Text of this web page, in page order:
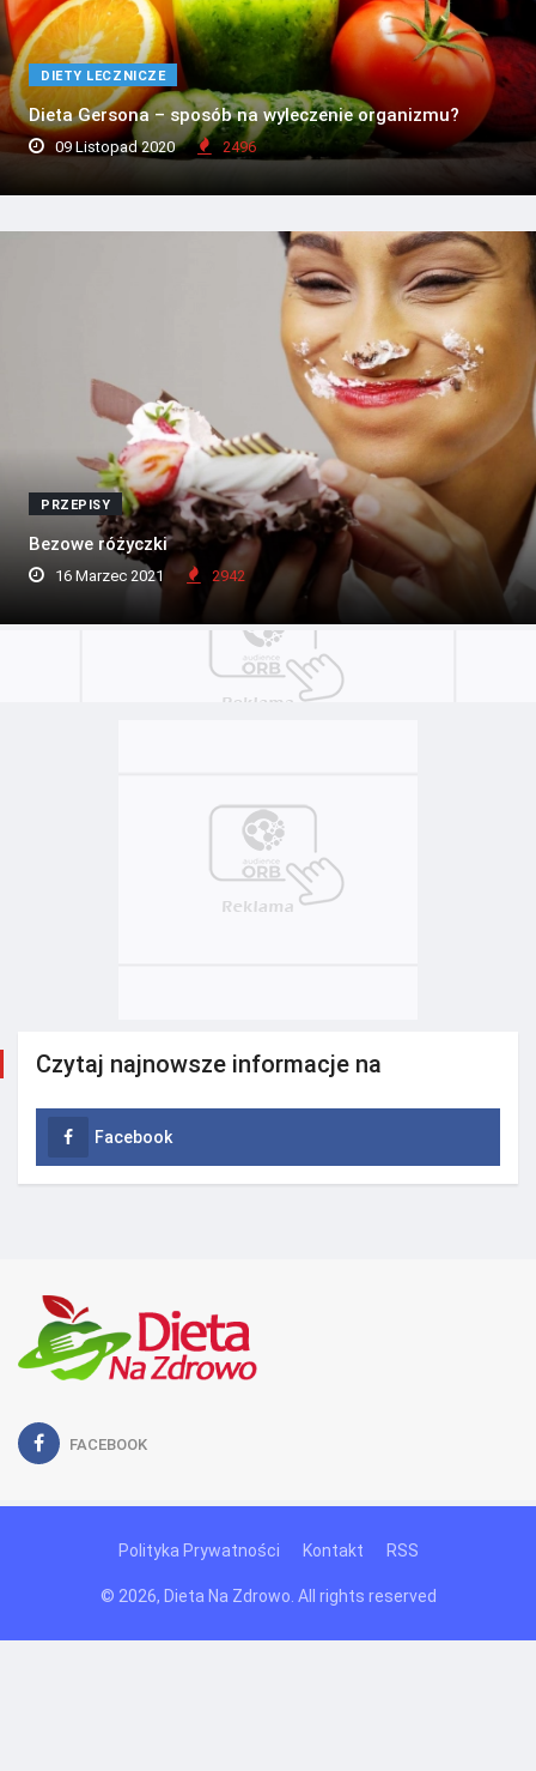
DIETY LECZNICZE
Dieta Gersona – sposób na wyleczenie organizmu?
09 Listopad 2020 2496
PRZEPISY
Bezowe różyczki
16 Marzec 2021 2942
Czytaj najnowsze informacje na
Facebook
FACEBOOK
Polityka Prywatności Kontakt RSS
© 2026, Dieta Na Zdrowo. All rights reserved